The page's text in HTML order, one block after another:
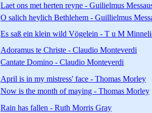
Laet ons met herten reyne - Guilielmus
O salich heylich Bethlehem - Guillielmus
Es saß ein klein wild Vögelein - T u M
Adoramus te Christe - Claudio Monteverdi
Cantate Domino - Claudio Monteverdi
April is in my mistress' face - Thomas Morley
Now is the month of maying - Thomas Morley
Rain has fallen - Ruth Morris Gray